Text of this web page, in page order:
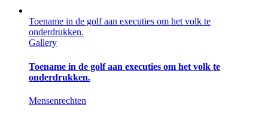
Toename in de golf aan executies om het volk te
onderdrukken.
Gallery
Toename in de golf aan executies om het volk te
onderdrukken.
Mensenrechten